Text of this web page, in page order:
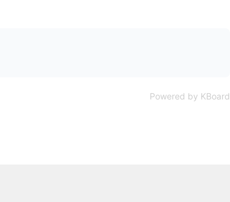
Powered by KBoard